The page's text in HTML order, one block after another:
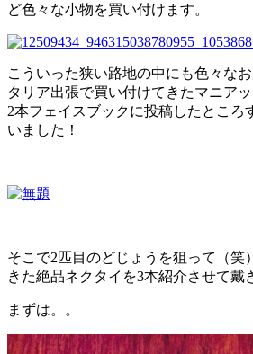
ど色々な小物を買い付けます。
こういった狭い路地の中にも色々な
タリア出張で買い付けてきたマニア
2本フェイスブックに投稿したところ
いました！
そこで2匹目のどじょうを狙って（笑
きた絶品ネクタイを3本紹介させて戴
まずは。。